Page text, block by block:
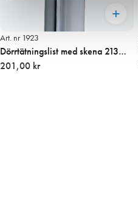
Art. nr 1923
Dörrtätningslist med skena 213
cm, ALU med skruv
201,00 kr